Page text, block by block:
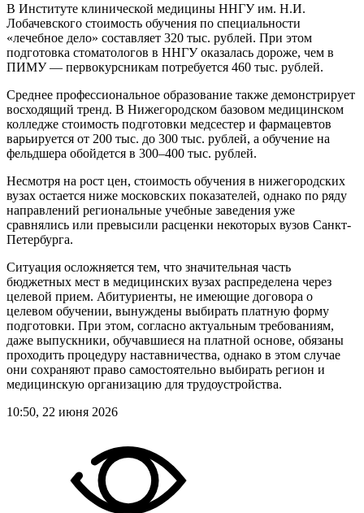
В Институте клинической медицины ННГУ им. Н.И.
Лобачевского стоимость обучения по специальности
«лечебное дело» составляет 320 тыс. рублей. При этом
подготовка стоматологов в ННГУ оказалась дороже, чем в
ПИМУ — первокурсникам потребуется 460 тыс. рублей.
Среднее профессиональное образование также демонстрирует
восходящий тренд. В Нижегородском базовом медицинском
колледже стоимость подготовки медсестер и фармацевтов
варьируется от 200 тыс. до 300 тыс. рублей, а обучение на
фельдшера обойдется в 300–400 тыс. рублей.
Несмотря на рост цен, стоимость обучения в нижегородских
вузах остается ниже московских показателей, однако по ряду
направлений региональные учебные заведения уже
сравнялись или превысили расценки некоторых вузов Санкт-
Петербурга.
Ситуация осложняется тем, что значительная часть
бюджетных мест в медицинских вузах распределена через
целевой прием. Абитуриенты, не имеющие договора о
целевом обучении, вынуждены выбирать платную форму
подготовки. При этом, согласно актуальным требованиям,
даже выпускники, обучавшиеся на платной основе, обязаны
проходить процедуру наставничества, однако в этом случае
они сохраняют право самостоятельно выбирать регион и
медицинскую организацию для трудоустройства.
10:50, 22 июня 2026